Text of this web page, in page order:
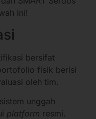
ini!
bersifat
fisik berisi
oleh tim.
unggah
platform resmi.